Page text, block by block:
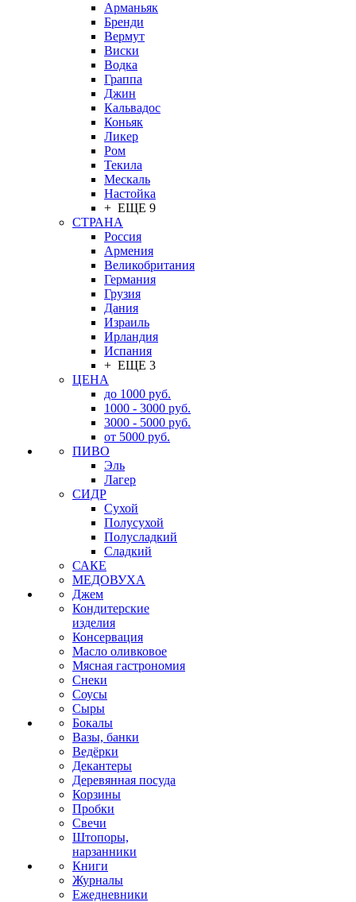
Арманьяк
Бренди
Вермут
Виски
Водка
Граппа
Джин
Кальвадос
Коньяк
Ликер
Ром
Текила
Мескаль
Настойка
+ ЕЩЕ 9
СТРАНА
Россия
Армения
Великобритания
Германия
Грузия
Дания
Израиль
Ирландия
Испания
+ ЕЩЕ 3
ЦЕНА
до 1000 руб.
1000 - 3000 руб.
3000 - 5000 руб.
от 5000 руб.
ПИВО
Эль
Лагер
СИДР
Сухой
Полусухой
Полусладкий
Сладкий
САКЕ
МЕДОВУХА
Джем
Кондитерские
изделия
Консервация
Масло оливковое
Мясная гастрономия
Снеки
Соусы
Сыры
Бокалы
Вазы, банки
Ведёрки
Декантеры
Деревянная посуда
Корзины
Пробки
Свечи
Штопоры,
нарзанники
Книги
Журналы
Ежедневники